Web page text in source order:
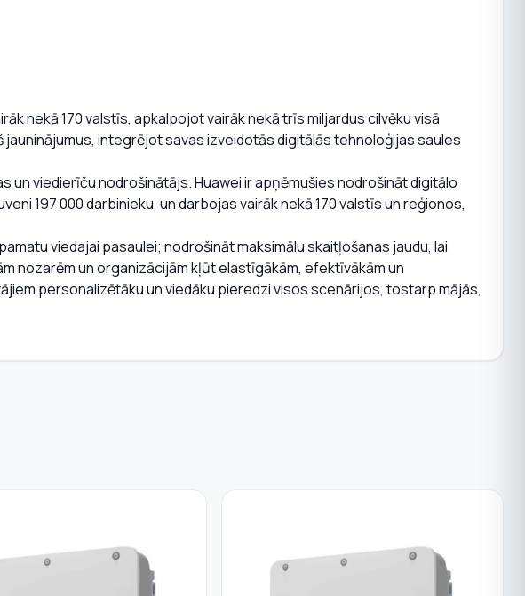
nekā 170 valstīs, apkalpojot vairāk nekā trīs miljardus cilvēku visā
integrējot savas izveidotās digitālās tehnoloģijas saules
un viedierīču nodrošinātājs. Huawei ir apņēmušies nodrošināt digitālo
197 000 darbinieku, un darbojas vairāk nekā 170 valstīs un reģionos,
viedajai pasaulei; nodrošināt maksimālu skaitļošanas jaudu, lai
nozarēm un organizācijām kļūt elastīgākām, efektīvākām un
personalizētāku un viedāku pieredzi visos scenārijos, tostarp mājās,